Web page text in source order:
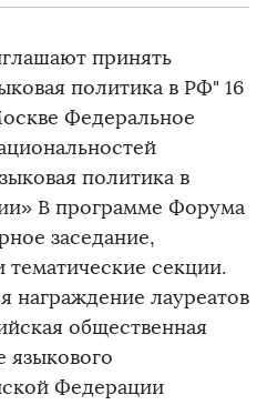
принять
политика в РФ" 16
Федеральное
политика в
В программе Форума
заседание,
тематические секции.
награждение лауреатов
общественная
языкового
Федерации